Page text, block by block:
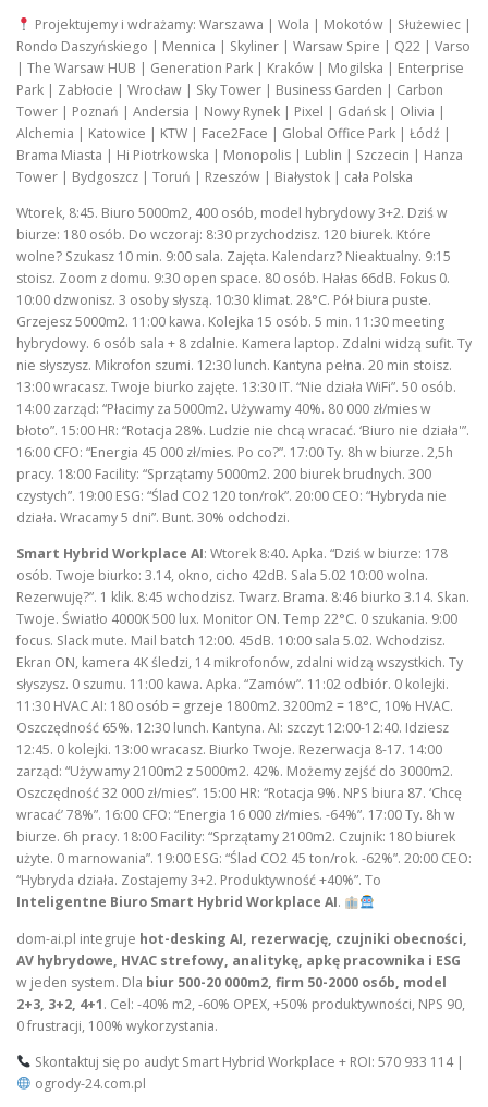
Projektujemy i wdrażamy: Warszawa | Wola | Mokotów | Służewiec |
Rondo Daszyńskiego | Mennica | Skyliner | Warsaw Spire | Q22 | Varso
| The Warsaw HUB | Generation Park | Kraków | Mogilska | Enterprise
Park | Zabłocie | Wrocław | Sky Tower | Business Garden | Carbon
Tower | Poznań | Andersia | Nowy Rynek | Pixel | Gdańsk | Olivia |
Alchemia | Katowice | KTW | Face2Face | Global Office Park | Łódź |
Brama Miasta | Hi Piotrkowska | Monopolis | Lublin | Szczecin | Hanza
Tower | Bydgoszcz | Toruń | Rzeszów | Białystok | cała Polska
Wtorek, 8:45. Biuro 5000m2, 400 osób, model hybrydowy 3+2. Dziś w
biurze: 180 osób. Do wczoraj: 8:30 przychodzisz. 120 biurek. Które
wolne? Szukasz 10 min. 9:00 sala. Zajęta. Kalendarz? Nieaktualny. 9:15
stoisz. Zoom z domu. 9:30 open space. 80 osób. Hałas 66dB. Fokus 0.
10:00 dzwonisz. 3 osoby słyszą. 10:30 klimat. 28°C. Pół biura puste.
Grzejesz 5000m2. 11:00 kawa. Kolejka 15 osób. 5 min. 11:30 meeting
hybrydowy. 6 osób sala + 8 zdalnie. Kamera laptop. Zdalni widzą sufit. Ty
nie słyszysz. Mikrofon szumi. 12:30 lunch. Kantyna pełna. 20 min stoisz.
13:00 wracasz. Twoje biurko zajęte. 13:30 IT. “Nie działa WiFi”. 50 osób.
14:00 zarząd: “Płacimy za 5000m2. Używamy 40%. 80 000 zł/mies w
błoto”. 15:00 HR: “Rotacja 28%. Ludzie nie chcą wracać. ‘Biuro nie działa'”.
16:00 CFO: “Energia 45 000 zł/mies. Po co?”. 17:00 Ty. 8h w biurze. 2,5h
pracy. 18:00 Facility: “Sprzątamy 5000m2. 200 biurek brudnych. 300
czystych”. 19:00 ESG: “Ślad CO2 120 ton/rok”. 20:00 CEO: “Hybryda nie
działa. Wracamy 5 dni”. Bunt. 30% odchodzi.
Smart Hybrid Workplace AI: Wtorek 8:40. Apka. “Dziś w biurze: 178
osób. Twoje biurko: 3.14, okno, cicho 42dB. Sala 5.02 10:00 wolna.
Rezerwuję?”. 1 klik. 8:45 wchodzisz. Twarz. Brama. 8:46 biurko 3.14. Skan.
Twoje. Światło 4000K 500 lux. Monitor ON. Temp 22°C. 0 szukania. 9:00
focus. Slack mute. Mail batch 12:00. 45dB. 10:00 sala 5.02. Wchodzisz.
Ekran ON, kamera 4K śledzi, 14 mikrofonów, zdalni widzą wszystkich. Ty
słyszysz. 0 szumu. 11:00 kawa. Apka. “Zamów”. 11:02 odbiór. 0 kolejki.
11:30 HVAC AI: 180 osób = grzeje 1800m2. 3200m2 = 18°C, 10% HVAC.
Oszczędność 65%. 12:30 lunch. Kantyna. AI: szczyt 12:00-12:40. Idziesz
12:45. 0 kolejki. 13:00 wracasz. Biurko Twoje. Rezerwacja 8-17. 14:00
zarząd: “Używamy 2100m2 z 5000m2. 42%. Możemy zejść do 3000m2.
Oszczędność 32 000 zł/mies”. 15:00 HR: “Rotacja 9%. NPS biura 87. ‘Chcę
wracać’ 78%”. 16:00 CFO: “Energia 16 000 zł/mies. -64%”. 17:00 Ty. 8h w
biurze. 6h pracy. 18:00 Facility: “Sprzątamy 2100m2. Czujnik: 180 biurek
użyte. 0 marnowania”. 19:00 ESG: “Ślad CO2 45 ton/rok. -62%”. 20:00 CEO:
“Hybryda działa. Zostajemy 3+2. Produktywność +40%”. To
Inteligentne Biuro Smart Hybrid Workplace AI.
dom-ai.pl integruje hot-desking AI, rezerwację, czujniki obecności,
AV hybrydowe, HVAC strefowy, analitykę, apkę pracownika i ESG
w jeden system. Dla biur 500-20 000m2, firm 50-2000 osób, model
2+3, 3+2, 4+1. Cel: -40% m2, -60% OPEX, +50% produktywności, NPS 90,
0 frustracji, 100% wykorzystania.
Skontaktuj się po audyt Smart Hybrid Workplace + ROI: 570 933 114 |
ogrody-24.com.pl